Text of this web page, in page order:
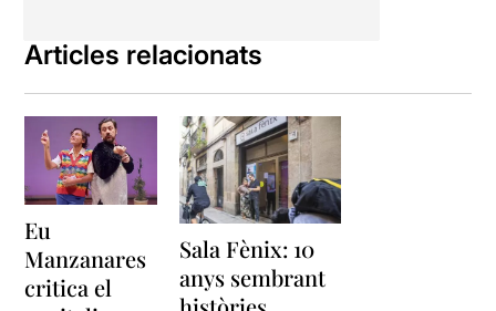
Articles relacionats
Eu
Manzanares
critica el
Sala Fènix: 10
anys sembrant